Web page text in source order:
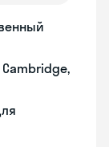
Cambridge,